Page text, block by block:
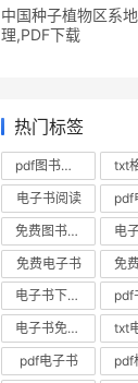
中国种子植物区系地
理,PDF下载
热门标签
pdf图书下载
电子书阅读
免费图书下载
免费电子书
电子书下载pdf
电子书免费下载
pdf电子书